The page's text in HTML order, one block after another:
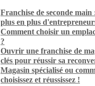
Franchise de seconde
plus en plus
Comment choisir un
?
Ouvrir une franchise de
clés pour réussir sa
Magasin spécialisé ou
choisissez et réussissez !